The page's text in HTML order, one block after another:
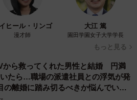
ヒール・リンゴ
漫才師
大江 篤
園田学園女子大学学長
もっと見る
から救ってくれた男性と結婚 円満
たら…職場の派遣社員との浮気が発
離婚に踏み切るべきか悩んでいま